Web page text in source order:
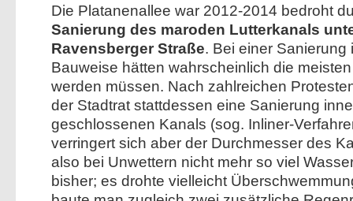
Die Platanenallee war 2012-2014 bedroht
Sanierung des maroden Lutterkanals
Ravensberger Straße. Bei einer Sanierung
Bauweise hätten wahrscheinlich die
werden müssen. Nach zahlreichen
der Stadtrat stattdessen eine Sanierung
geschlossenen Kanals (sog. Inliner-
verringert sich aber der Durchmesser des
also bei Unwettern nicht mehr so viel
bisher; es drohte vielleicht